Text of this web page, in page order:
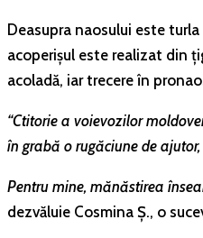
Deasupra naosului este
acoperișul este realizat din
acoladă, iar trecere în
“Ctitorie a voievozilor
în grabă o rugăciune de
Pentru mine, mănăstirea
dezvăluie Cosmina Ș., o